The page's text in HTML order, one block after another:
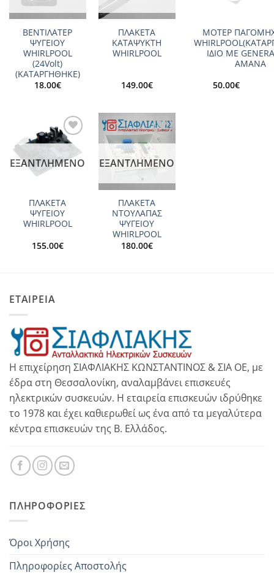
ΒΕΝΤΙΛΑΤΕΡ
ΨΥΓΕΙΟY
WHIRLPOOL
(24Volt)
(ΚΑΤΑΡΓΗΘΗΚΕ)
18.00€
ΠΛΑΚΕΤΑ
ΚΑΤΑΨΥΚΤΗ
WHIRLPOOL
149.00€
ΜΟΤΕΡ
ΙΔΙΟ ΜΕ
AMANA
50.00€
Add to
wishlist
ΕΞΑΝΤΛΗΜΈΝΟ
ΠΛΑΚΕΤΑ
ΨΥΓΕΙΟΥ
WHIRLPOOL
155.00€
Add to
wishlist
ΕΞΑΝΤΛΗΜΈΝΟ
ΠΛΑΚΕΤΑ
ΝΤΟΥΛΑΠΑΣ
ΨΥΓΕΙΟΥ
WHIRLPOOL
180.00€
ΕΤΑΙΡΕΙΑ
Η επιχείρηση ΣΙΑΦΛΙΑΚΗΣ ΚΩΝΣΤΑΝΤΙΝΟΣ & ΣΙΑ ΟΕ, με
έδρα στη Θεσσαλονίκη, αναλαμβάνει επισκευές
ηλεκτρικών συσκευών. Η εταιρεία επισκευών ιδρύθηκε
το 1978 και έχει καθιερωθεί ως ένα από τα μεγαλύτερα
κέντρα επισκευών της Β. Ελλάδος.
ΠΛΗΡΟΦΟΡΊΕΣ
Όροι Χρήσης
Πληροφορίες Αποστολής